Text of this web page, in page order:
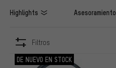
Highlights Asesoramiento
Filtros
ARTÍCULOS
DE NUEVO EN STOCK